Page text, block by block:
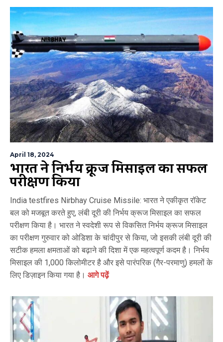
April 18, 2024
भारत ने निर्भय क्रूज मिसाइल का सफल
परीक्षण किया
India testfires Nirbhay Cruise Missile: भारत ने एकीकृत रॉकेट
बल को मजबूत करते हुए, लंबी दूरी की निर्भय क्रूज मिसाइल का सफल
परीक्षण किया है। भारत ने स्वदेशी रूप से विकसित निर्भय क्रूज मिसाइल
का परीक्षण गुरुवार को ओडिशा के चांदीपुर से किया, जो इसकी लंबी दूरी की
सटीक हमला क्षमताओं को बढ़ाने की दिशा में एक महत्वपूर्ण कदम है। निर्भय
मिसाइल की 1,000 किलोमीटर है और इसे पारंपरिक (गैर-परमाणु) हमलों के
लिए डिज़ाइन किया गया है। आगे पढ़ें